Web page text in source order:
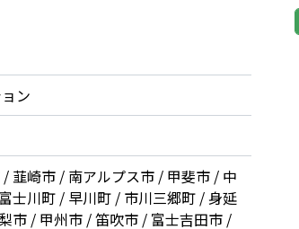
ン
韮崎市 / 南アルプス市 / 甲斐市 / 中
士川町 / 早川町 / 市川三郷町 / 身延
市 / 甲州市 / 笛吹市 / 富士吉田市 /